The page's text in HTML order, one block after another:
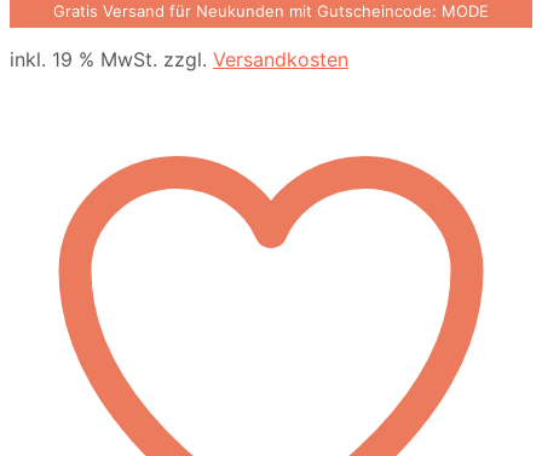
Gratis Versand für Neukunden mit Gutscheincode: MODE
inkl. 19 % MwSt. zzgl. Versandkosten